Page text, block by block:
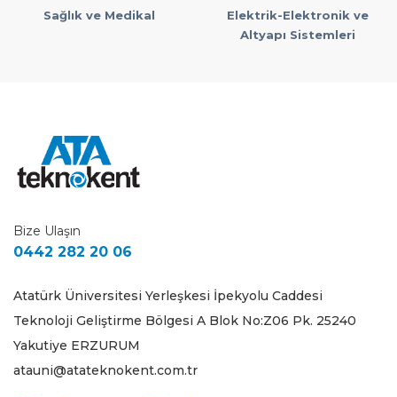
Sağlık ve Medikal
Elektrik-Elektronik ve
Altyapı Sistemleri
Bize Ulaşın
0442 282 20 06
Atatürk Üniversitesi Yerleşkesi İpekyolu Caddesi
Teknoloji Geliştirme Bölgesi A Blok No:Z06 Pk. 25240
Yakutiye ERZURUM
atauni@atateknokent.com.tr